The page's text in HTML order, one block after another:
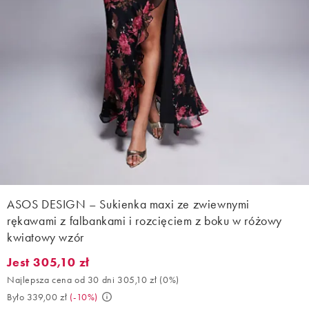
ASOS DESIGN – Sukienka maxi ze zwiewnymi
rękawami z falbankami i rozcięciem z boku w różowy
kwiatowy wzór
Jest 305,10 zł. Najlepsza cena od 30 dni 305,10 zł (0%). Było
Jest 305,10 zł
Najlepsza cena od 30 dni 305,10 zł (0%)
Było 339,00 zł (-10%)